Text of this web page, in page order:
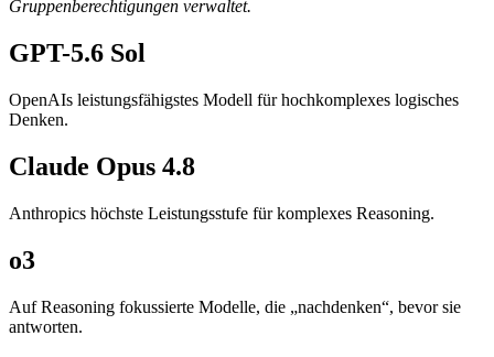
Gruppenberechtigungen verwaltet.
GPT-5.6 Sol
OpenAIs leistungsfähigstes Modell für hochkomplexes logisches
Denken.
Claude Opus 4.8
Anthropics höchste Leistungsstufe für komplexes Reasoning.
o3
Auf Reasoning fokussierte Modelle, die „nachdenken“, bevor sie
antworten.